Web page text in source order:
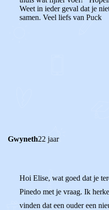
Weet in ieder geval dat je
samen. Veel liefs van Puck
Gwyneth22 jaar
Hoi Elise, wat goed dat je
Pinedo met je vraag. Ik
vinden dat een ouder een